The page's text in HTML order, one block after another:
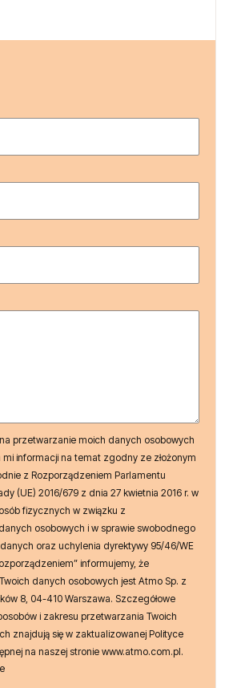
przetwarzanie moich danych osobowych
informacji na temat zgodny ze złożonym
(UE) 2016/679 z dnia 27 kwietnia 2016 r. w
fizycznych w związku z
osobowych i w sprawie swobodnego
oraz uchylenia dyrektywy 95/46/WE
informujemy, że
danych osobowych jest Atmo Sp. z
8, 04-410 Warszawa. Szczegółowe
i zakresu przetwarzania Twoich
znajdują się w zaktualizowanej Polityce
na naszej stronie www.atmo.com.pl.